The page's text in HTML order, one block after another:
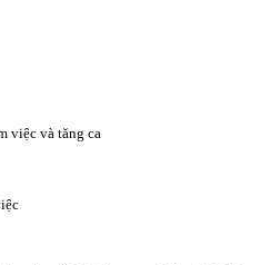
việc và tăng ca